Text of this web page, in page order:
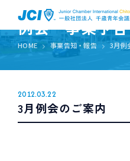
例会・事業予告
HOME 事業告知・報告 3月例
2012.03.22
3月例会のご案内